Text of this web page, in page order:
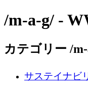
/m-a-g/ -
カテゴリー /
サステイナビ